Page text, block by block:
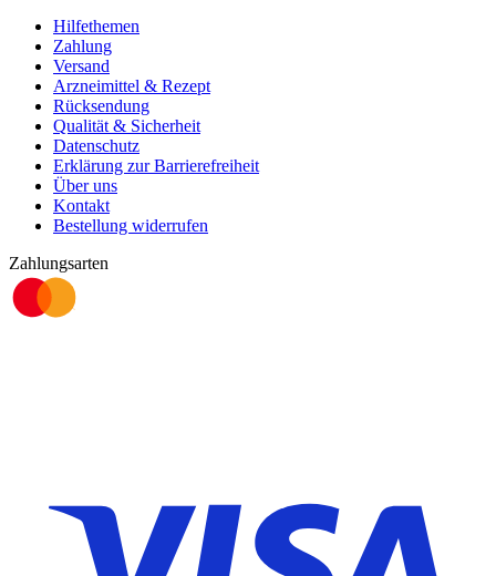
Hilfethemen
Zahlung
Versand
Arzneimittel & Rezept
Rücksendung
Qualität & Sicherheit
Datenschutz
Erklärung zur Barrierefreiheit
Über uns
Kontakt
Bestellung widerrufen
Zahlungsarten